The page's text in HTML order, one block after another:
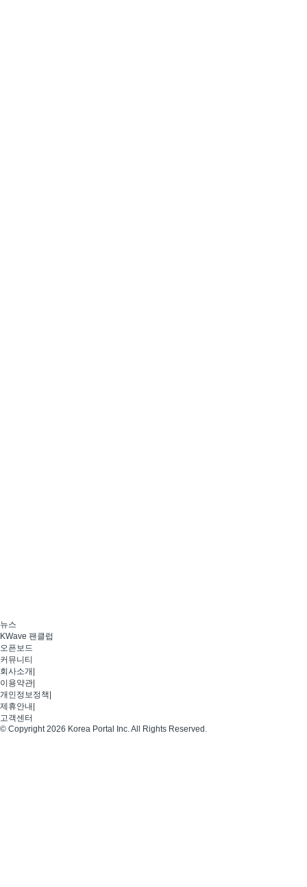
뉴스
KWave 팬클럽
오픈보드
커뮤니티
회사소개
이용약관
개인정보정책
제휴안내
고객센터
© Copyright 2026 Korea Portal Inc. All Rights Reserved.